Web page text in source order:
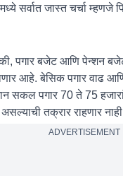
सर्वात जास्त चर्चा
की, पगार बजेट आणि पेन्शन
आहे. बेसिक पगार वाढ
सकल पगार 70 ते 75
तक्रार राहणार
ADVERTISEMENT